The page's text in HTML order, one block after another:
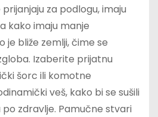
za podlogu, imaju
kako imaju manje
bliže zemlji, čime se
Izaberite prijatnu
šorc ili komotne
veš, kako bi se sušili
zdravlje. Pamučne stvari